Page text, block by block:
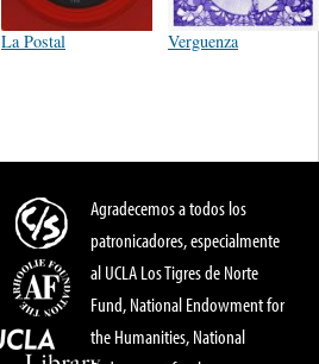
La Postal Verguenza
Agradecemos a todos los
patronicadores, especialmente
al UCLA Los Tigres de Norte
Fund, National Endowment for
the Humanities, National